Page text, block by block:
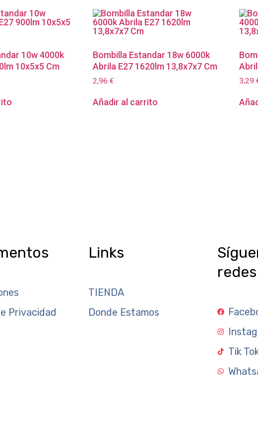
10w 4000k
10x5x5 Cm
Bombilla Estandar 18w 6000k
Abrila E27 1620lm 13,8x7x7 Cm
2,96€
Añadir al carrito
3,29
Privacidad
Links
TIENDA
Donde Estamos
redes
Tik